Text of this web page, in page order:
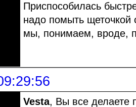
Приспособилась
надо помыть щеточкой
мы, понимаем, вроде,
Vesta, Вы все делаете